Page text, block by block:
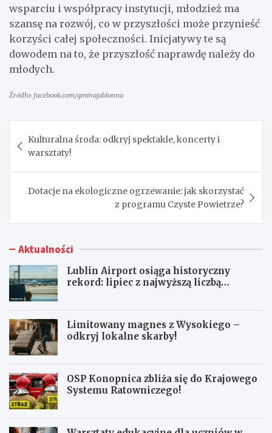
wsparciu i współpracy instytucji, młodzież ma
szansę na rozwój, co w przyszłości może przynieść
korzyści całej społeczności. Inicjatywy te są
dowodem na to, że przyszłość naprawdę należy do
młodych.
Źródło: facebook.com/gminajablonna
wpisu
Kulturalna środa: odkryj spektakle, koncerty i
warsztaty!
Dotacje na ekologiczne ogrzewanie: jak skorzystać
z programu Czyste Powietrze?
Aktualności
Lublin Airport osiąga historyczny
rekord: lipiec z najwyższą liczbą
Limitowany magnes z Wysokiego –
odkryj lokalne skarby!
OSP Konopnica zbliża się do Krajowego
Systemu Ratowniczego!